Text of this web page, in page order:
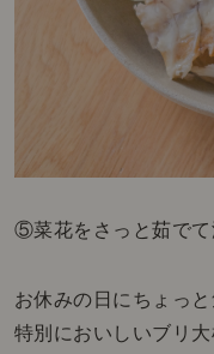
⑤菜花をさっと茹でて
お休みの日にちょっ
特別においしいブリ大